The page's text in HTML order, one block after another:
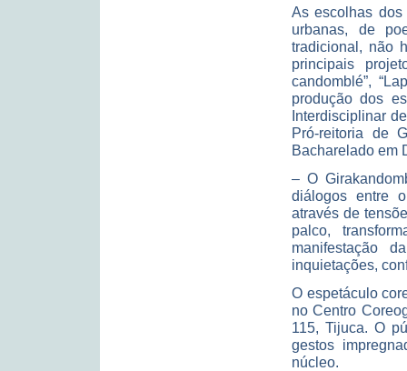
As escolhas
urbanas, de
tradicional, não
principais
candomblé”,
produção dos
Interdisciplinar
Pró-reitoria de
Bacharelado em
– O
diálogos entre
através de
palco,
manifestação
inquietações,
O espetáculo
no Centro
115, Tijuca. O
gestos
núcleo.